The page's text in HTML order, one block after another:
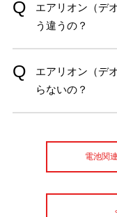
エアリオン（デ
う違うの？
エアリオン（デ
らないの？
電池関